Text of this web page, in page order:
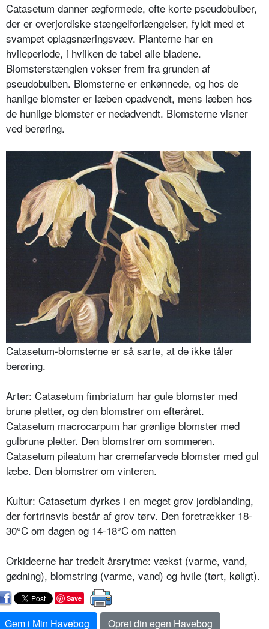
Catasetum danner ægformede, ofte korte pseudobulber,
der er overjordi­ske stængelforlængelser, fyldt med et
svampet oplagsnæringsvæv. Planterne har en
hvileperiode, i hvilken de tabel alle bladene.
Blomsterstænglen vokser frem fra grunden af
pseudobulben. Blomsterne er enkønnede, og hos de
hanlige blomster er læben opadvendt, mens læben hos
de hunlige blomster er nedadvendt. Blomsterne visner
ved berøring.
Catasetum-blomsterne er så sarte, at de ikke tåler
berøring.
Arter: Catasetum fimbriatum har gule blomster med
brune pletter, og den blomstrer om efteråret.
Catasetum macrocarpum har grønlige blomster med
gulbrune pletter. Den blomstrer om sommeren.
Catasetum pileatum har cremefarvede blomster med gul
læbe. Den blomstrer om vinteren.
Kultur: Catasetum dyrkes i en meget grov jordblanding,
der fortrinsvis består af grov tørv. Den foretrækker 18-
30°C om dagen og 14-18°C om natten
Orkideerne har tredelt årsrytme: vækst (varme, vand,
gødning), blomstring (varme, vand) og hvile (tørt, køligt).
Save
Gem i Min Havebog
Opret din egen Havebog